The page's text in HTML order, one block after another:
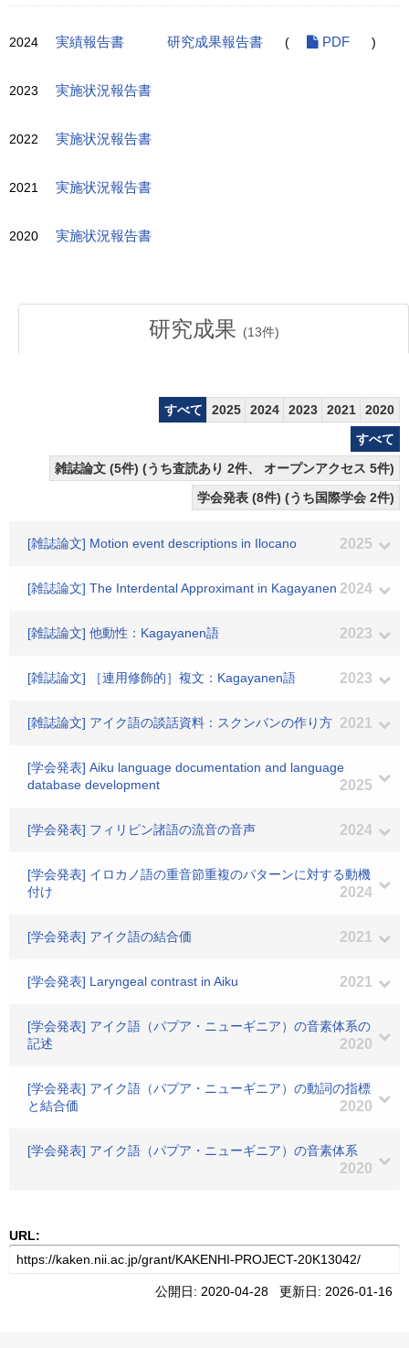
2024 実績報告書 研究成果報告書 ( PDF )
2023 実施状況報告書
2022 実施状況報告書
2021 実施状況報告書
2020 実施状況報告書
研究成果 (13件)
すべて 2025 2024 2023 2021
2020
すべて
雑誌論文 (5件) (うち査読あり 2件、 オープンアクセス 5件)
学会発表 (8件) (うち国際学会 2件)
[雑誌論文] Motion event descriptions in Ilocano 2025
[雑誌論文] The Interdental Approximant in Kagayanen 2024
[雑誌論文] 他動性：Kagayanen語 2023
[雑誌論文] ［連用修飾的］複文：Kagayanen語 2023
[雑誌論文] アイク語の談話資料：スクンバンの作り方 2021
[学会発表] Aiku language documentation and language
database development
2025
[学会発表] フィリピン諸語の流音の音声 2024
[学会発表] イロカノ語の重音節重複のパターンに対する動機
付け
2024
[学会発表] アイク語の結合価 2021
[学会発表] Laryngeal contrast in Aiku 2021
[学会発表] アイク語（パプア・ニューギニア）の音素体系の
記述
2020
[学会発表] アイク語（パプア・ニューギニア）の動詞の指標
と結合価
2020
[学会発表] アイク語（パプア・ニューギニア）の音素体系
2020
URL:
公開日: 2020-04-28 更新日: 2026-01-16